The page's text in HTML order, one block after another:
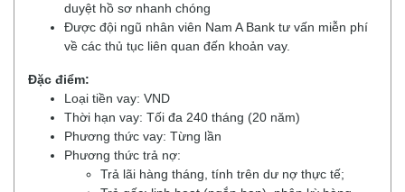
duyệt hồ sơ nhanh chóng
Được đội ngũ nhân viên Nam A Bank tư vấn miễn phí
về các thủ tục liên quan đến khoản vay.
Đặc điểm:
Loại tiền vay: VND
Thời hạn vay: Tối đa 240 tháng (20 năm)
Phương thức vay: Từng lần
Phương thức trả nợ:
Trả lãi hàng tháng, tính trên dư nợ thực tế;